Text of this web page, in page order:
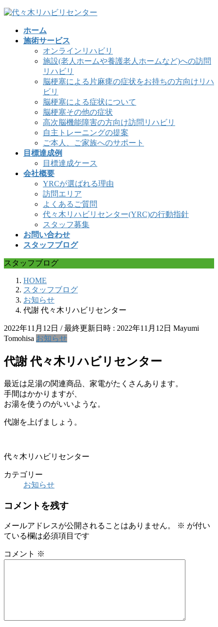
コ
ナ
ホーム
施術サービス
オンラインリハビリ
施設(老人ホームや養護老人ホームなど)への訪問
リハビリ
脳梗塞による片麻痺の症状をお持ちの方向けリハ
ビリ
脳梗塞による症状について
脳梗塞その他の症状
高次脳機能障害の方向け訪問リハビリ
自主トレーニングの提案
ご本人、ご家族へのサポート
目標達成例
目標達成ケース
会社概要
YRCが選ばれる理由
訪問エリア
よくあるご質問
代々木リハビリセンター(YRC)の行動指針
スタッフ募集
お問い合わせ
スタッフブログ
スタッフブログ
HOME
スタッフブログ
お知らせ
代謝 代々木リハビリセンター
2022年11月12日 / 最終更新日時 : 2022年11月12日 Mayumi
Tomohisa お知らせ
代謝 代々木リハビリセンター
最近は足湯の関連商品、家電がたくさんあります。
手間はかかりますが、
お湯を使うのがいいような。
代謝を上げましょう。
代々木リハビリセンター
カテゴリー
お知らせ
コメントを残す
メールアドレスが公開されることはありません。 ※ が付い
ている欄は必須項目です
コメント ※